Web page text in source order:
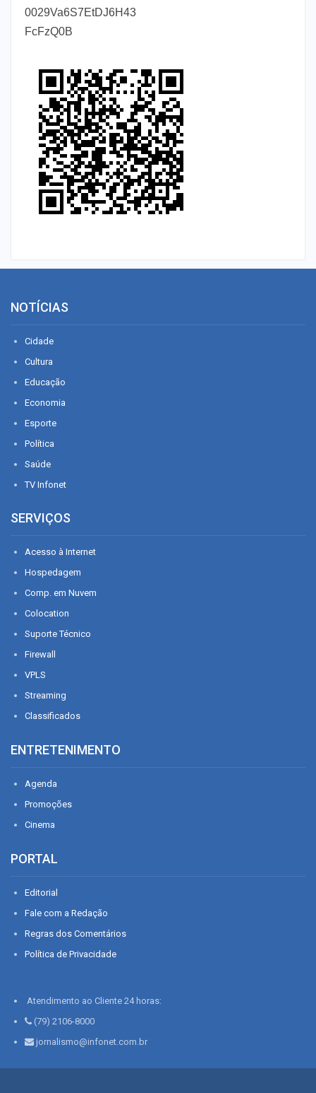
0029Va6S7EtDJ6H43
FcFzQ0B
NOTÍCIAS
Cidade
Cultura
Educação
Economia
Esporte
Política
Saúde
TV Infonet
SERVIÇOS
Acesso à Internet
Hospedagem
Comp. em Nuvem
Colocation
Suporte Técnico
Firewall
VPLS
Streaming
Classificados
ENTRETENIMENTO
Agenda
Promoções
Cinema
PORTAL
Editorial
Fale com a Redação
Regras dos Comentários
Política de Privacidade
Atendimento ao Cliente 24 horas:
(79) 2106-8000
jornalismo@infonet.com.br